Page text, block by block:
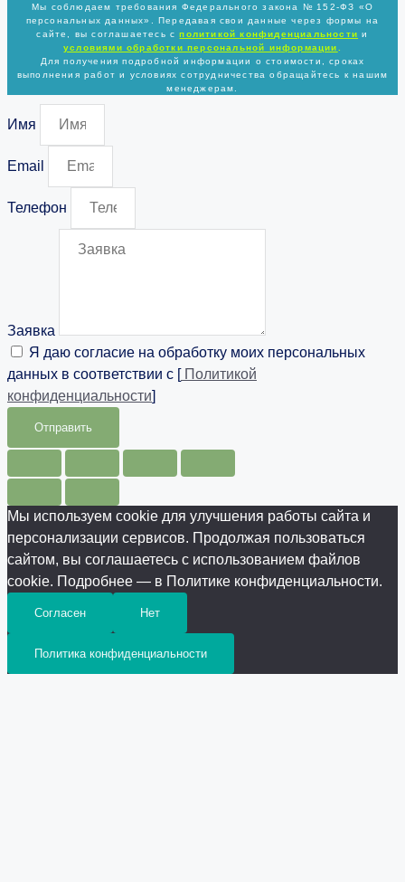
Мы соблюдаем требования Федерального закона № 152-ФЗ «О
персональных данных». Передавая свои данные через формы на
сайте, вы соглашаетесь сполитикойконфиденциальности и
условиями обработки персональной информации
Для получения подробной информации о стоимости, сроках
выполнения работ и условиях сотрудничества обращайтесь к нашим
менеджерам.
Имя
Email
Телефон
Заявка
Я даю согласие на обработку моих персональных
данных в соответствии с [Политикой
конфиденциальности]
Отправить
Мы используем cookie для улучшения работы сайта и
персонализации сервисов. Продолжая пользоваться
сайтом, вы соглашаетесь с использованием файлов
cookie. Подробнее — в Политике конфиденциальности.
Согласен Нет
Политика конфиденциальности